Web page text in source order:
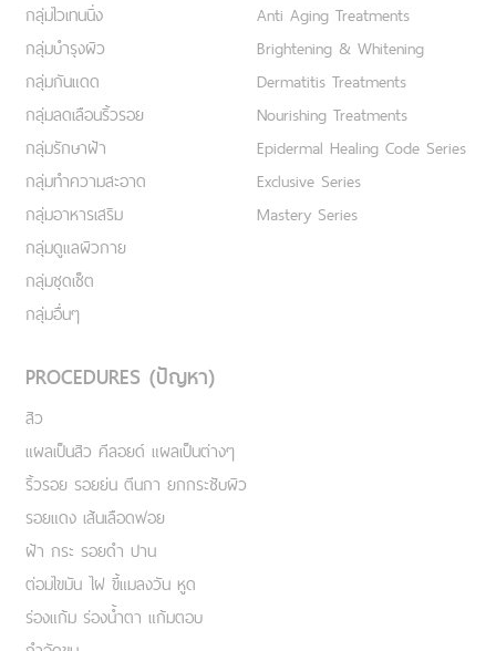
กลุ่มไวเทนนิ่ง
กลุ่มบำรุงผิว
กลุ่มกันแดด
กลุ่มลดเลือนริ้วรอย
กลุ่มรักษาฝ้า
กลุ่มทำความสะอาด
กลุ่มอาหารเสริม
กลุ่มดูแลผิวกาย
กลุ่มชุดเซ็ต
กลุ่มอื่นๆ
Anti Aging Treatments
Brightening & Whitening
Dermatitis Treatments
Nourishing Treatments
Epidermal Healing Code Series
Exclusive Series
Mastery Series
PROCEDURES (ปัญหา)
สิว
แผลเป็นสิว คีลอยด์ แผลเป็นต่างๆ
ริ้วรอย รอยย่น ตีนกา ยกกระชับผิว
รอยแดง เส้นเลือดฟอย
ฝ้า กระ รอยดำ ปาน
ต่อมไขมัน ไฝ ขี้แมลงวัน หูด
ร่องแก้ม ร่องน้ำตา แก้มตอบ